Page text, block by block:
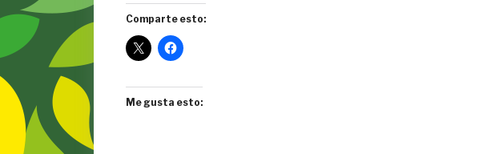
Comparte esto:
Me gusta esto: